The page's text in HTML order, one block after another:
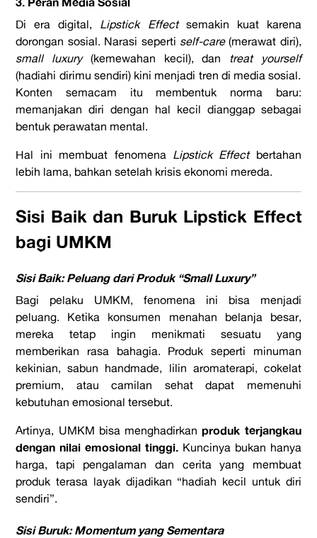
Di era digital, Lipstick Effectsemakin kuat karena
dorongan sosial. Narasi seperti self-care(merawat diri),
small luxury(kemewahan kecil), dan
treat yourself
(hadiahi dirimu sendiri) kini menjadi tren di media sosial.
Konten semacam itu membentuk norma baru:
memanjakan diri dengan hal kecil dianggap sebagai
bentuk perawatan mental.
Hal ini membuat fenomena Lipstick Effectbertahan
lebih lama, bahkan setelah krisis ekonomi mereda.
Sisi Baik dan Buruk Lipstick Effect
bagi UMKM
Sisi Baik: Peluang dari Produk “Small Luxury”
Bagi pelaku UMKM, fenomena ini bisa menjadi
peluang. Ketika konsumen menahan belanja besar,
mereka tetap ingin menikmati sesuatu yang
memberikan rasa bahagia. Produk seperti minuman
kekinian, sabun handmade, lilin aromaterapi, cokelat
premium, atau camilan sehat dapat memenuhi
kebutuhan emosional tersebut.
Artinya, UMKM bisa menghadirkanproduk terjangkau
dengan nilai emosional tinggi. Kuncinya bukan hanya
harga, tapi pengalaman dan cerita yang membuat
produk terasa layak dijadikan “hadiah kecil untuk diri
sendiri”.
Sisi Buruk: Momentum yang Sementara